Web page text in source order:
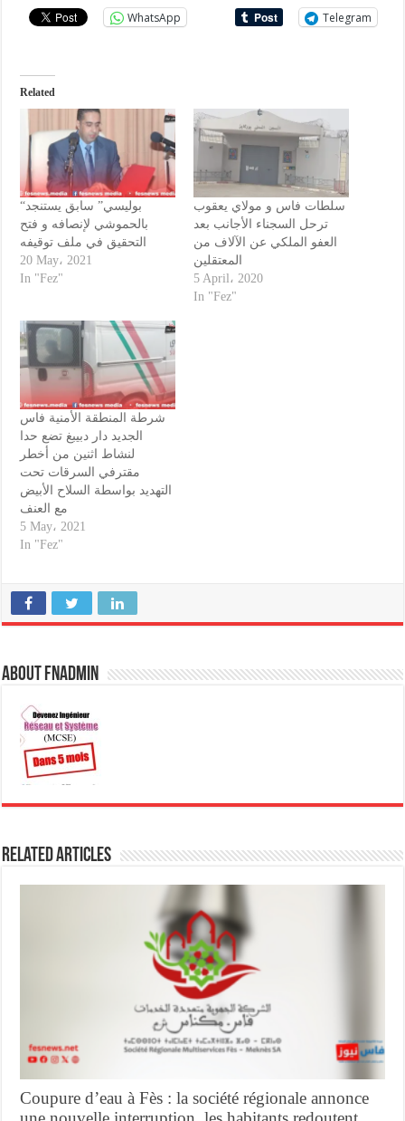
WhatsApp Telegram
Related
“بوليسي” سابق يستنجد
بالحموشي لإنصافه و فتح
التحقيق في ملف توقيفه
20 May، 2021
In "Fez"
سلطات فاس و مولاي يعقوب
ترحل السجناء الأجانب بعد
العفو الملكي عن الآلاف من
المعتقلين
5 April، 2020
In "Fez"
شرطة المنطقة الأمنية فاس
الجديد دار دبيبغ تضع حدا
لنشاط اثنين من أخطر
مقترفي السرقات تحت
التهديد بواسطة السلاح الأبيض
مع العنف
5 May، 2021
In "Fez"
About fnadmin
Related Articles
Coupure d’eau à Fès : la société régionale annonce